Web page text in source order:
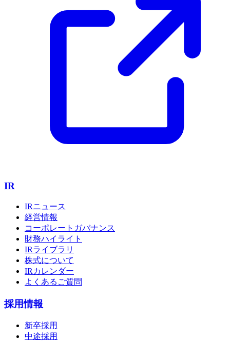
IR
IRニュース
経営情報
コーポレートガバナンス
財務ハイライト
IRライブラリ
株式について
IRカレンダー
よくあるご質問
採用情報
新卒採用
中途採用